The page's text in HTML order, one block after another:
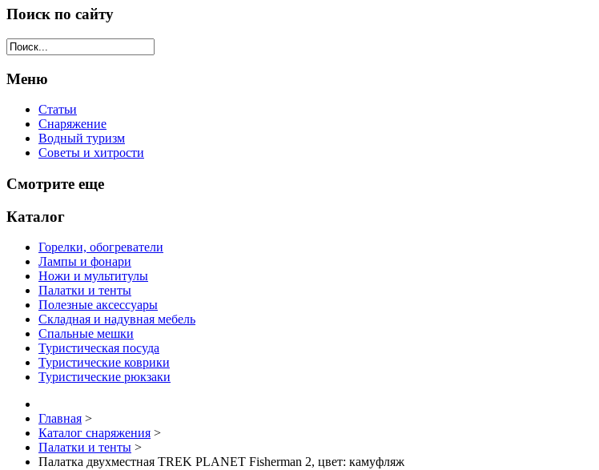
Поиск по сайту
Меню
Статьи
Снаряжение
Водный туризм
Советы и хитрости
Смотрите еще
Каталог
Горелки, обогреватели
Лампы и фонари
Ножи и мультитулы
Палатки и тенты
Полезные аксессуары
Складная и надувная мебель
Спальные мешки
Туристическая посуда
Туристические коврики
Туристические рюкзаки
Главная >
Каталог снаряжения >
Палатки и тенты >
Палатка двухместная TREK PLANET Fisherman 2, цвет: камуфляж